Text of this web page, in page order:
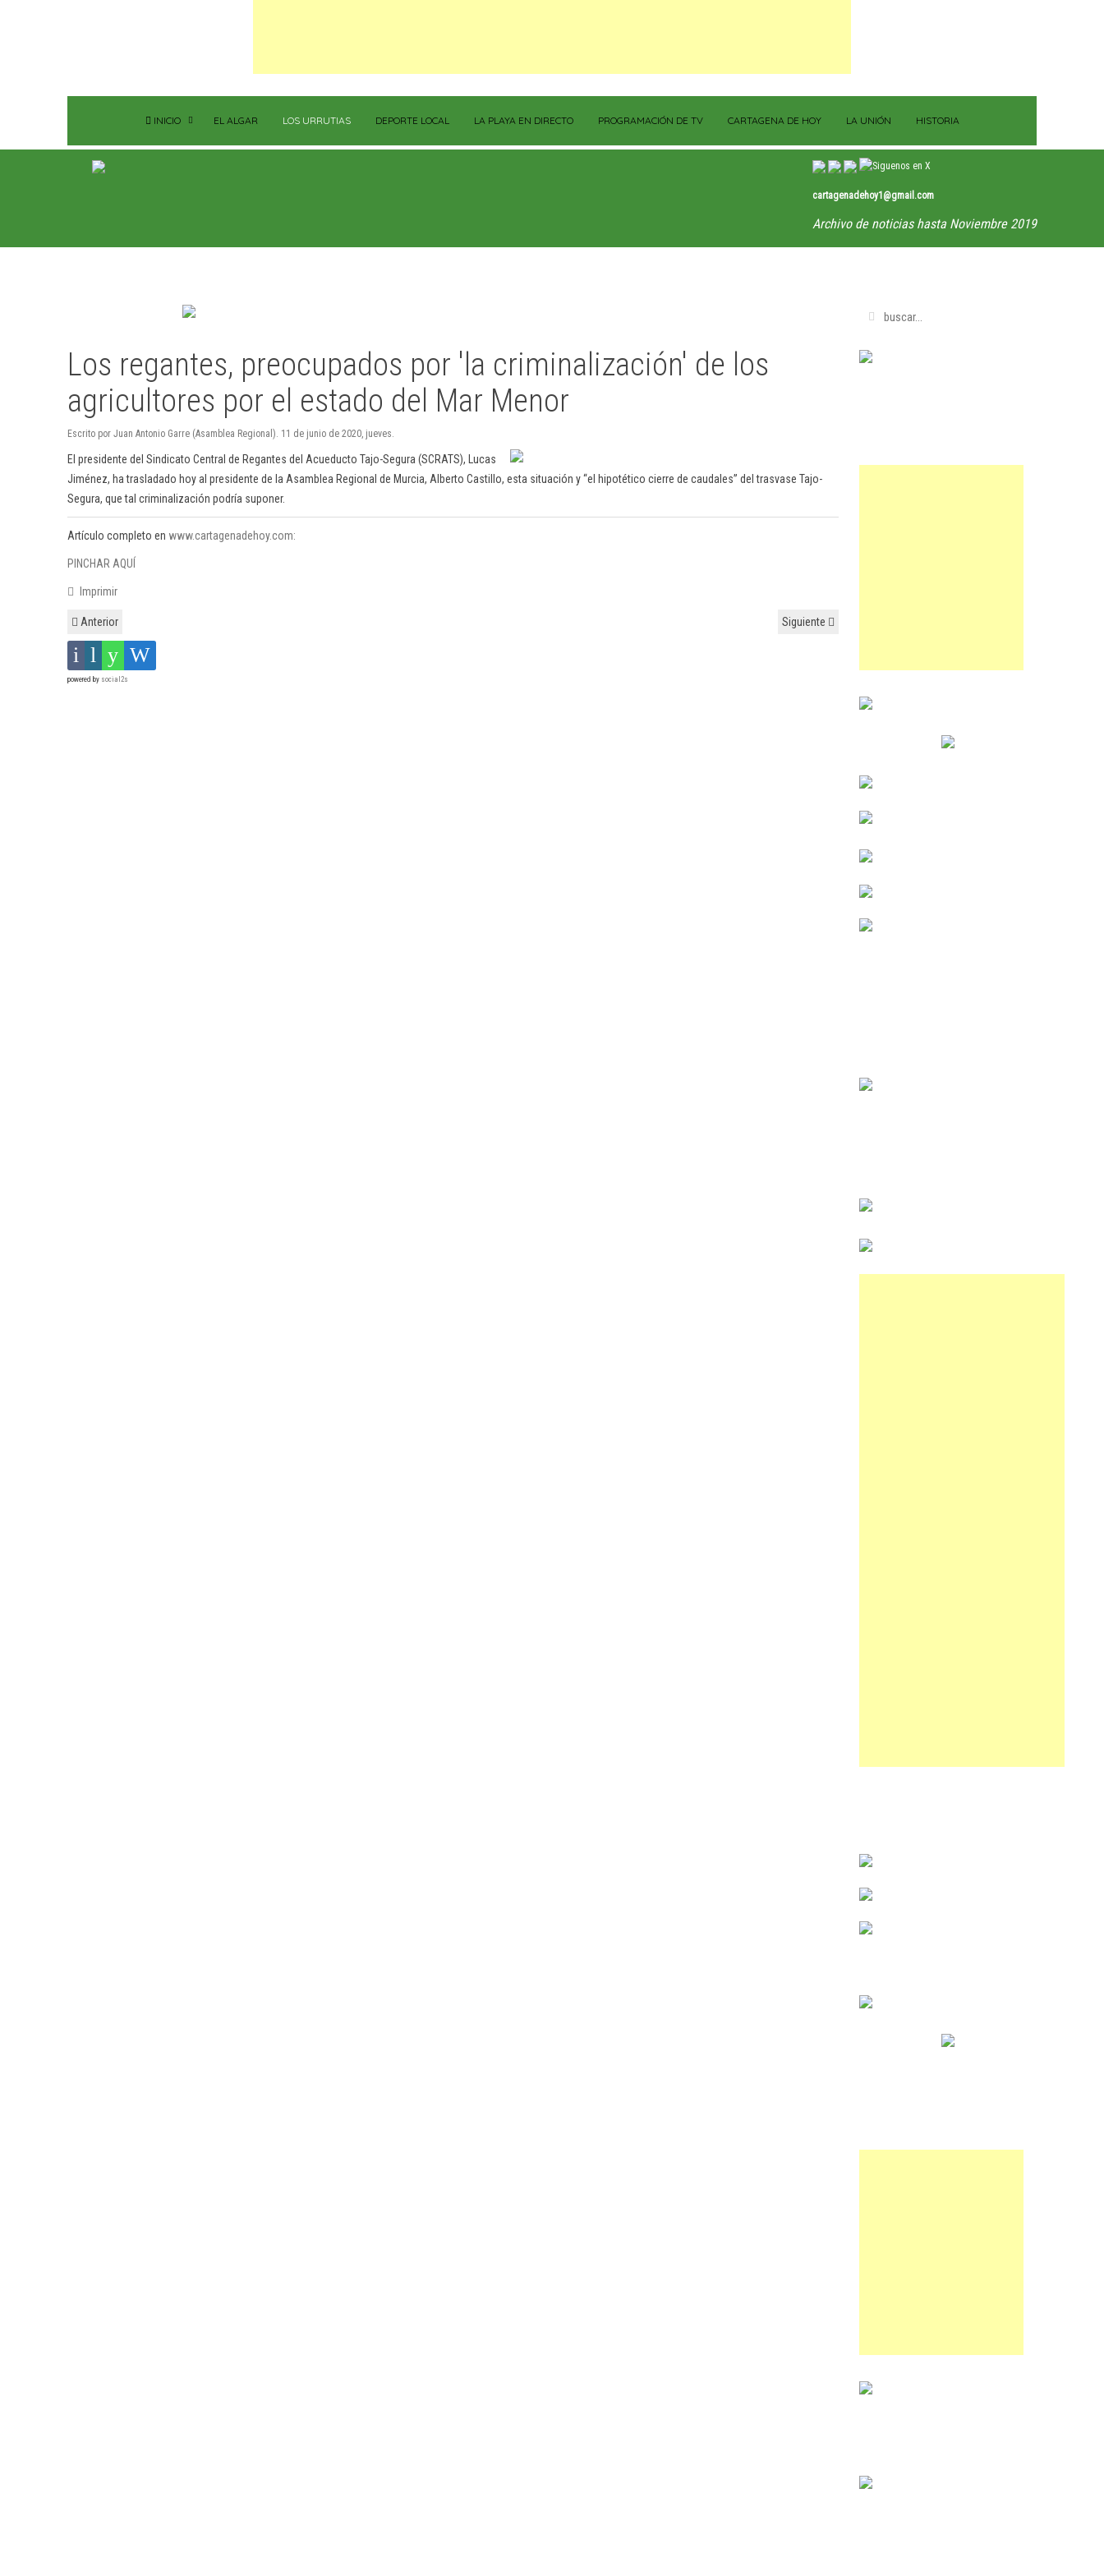
INICIO EL ALGAR LOS URRUTIAS DEPORTE LOCAL LA PLAYA EN DIRECTO PROGRAMACIÓN DE TV CARTAGENA DE HOY LA UNIÓN HISTORIA
cartagenadehoy1@gmail.com
Archivo de noticias hasta Noviembre 2019
Los regantes, preocupados por 'la criminalización' de los
agricultores por el estado del Mar Menor
Escrito por Juan Antonio Garre (Asamblea Regional). 11 de junio de 2020, jueves.
El presidente del Sindicato Central de Regantes del Acueducto Tajo-Segura (SCRATS), Lucas
Jiménez, ha trasladado hoy al presidente de la Asamblea Regional de Murcia, Alberto Castillo, esta situación y “el hipotético cierre de caudales” del trasvase Tajo-
Segura, que tal criminalización podría suponer.
Artículo completo en www.cartagenadehoy.com:
PINCHAR AQUÍ
Imprimir
Anterior Siguiente
powered by social2s